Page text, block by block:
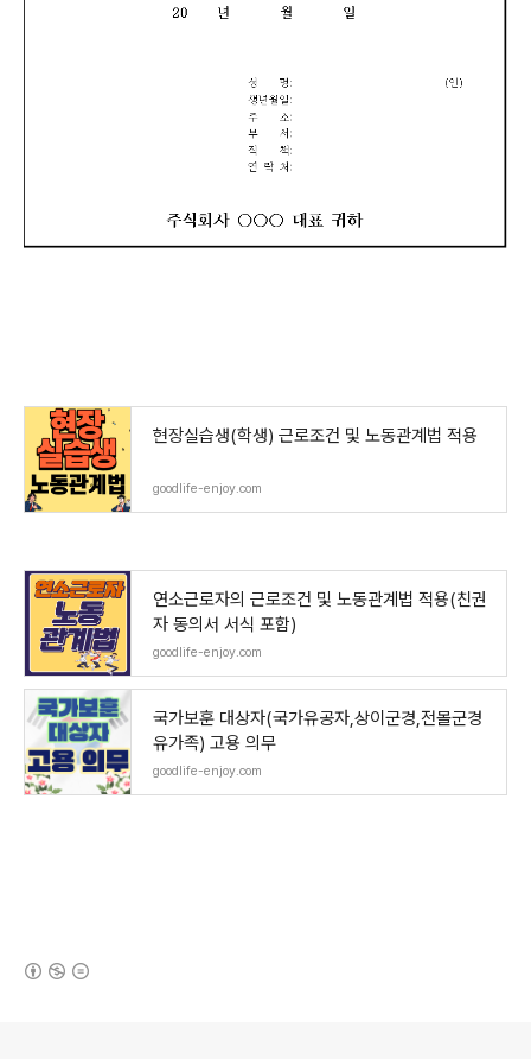
현장실습생(학생) 근로조건 및 노동관계법 적용
goodlife-enjoy.com
연소근로자의 근로조건 및 노동관계법 적용(친권
자 동의서 서식 포함)
goodlife-enjoy.com
국가보훈 대상자(국가유공자,상이군경,전몰군경
유가족) 고용 의무
goodlife-enjoy.com